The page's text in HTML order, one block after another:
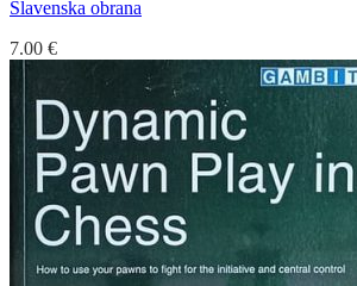
Slavenska obrana
7.00 €